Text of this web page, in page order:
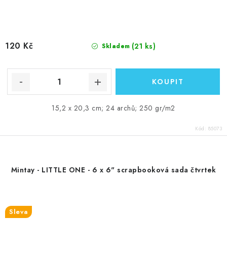
Skladem (21 ks)
120 Kč
15,2 x 20,3 cm; 24 archů; 250 gr/m2
Kód: 85073
Mintay - LITTLE ONE - 6 x 6" scrapbooková sada čtvrtek
Sleva